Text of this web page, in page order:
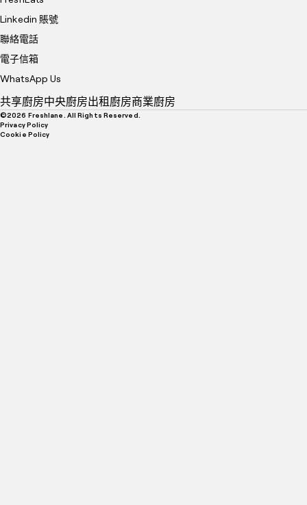
Linkedin 賬號
聯絡電話
電子信箱
WhatsApp Us
共享廚房中央廚房出租廚房商業廚房
©2026 Freshlane. All Rights Reserved.
Privacy Policy
Cookie Policy